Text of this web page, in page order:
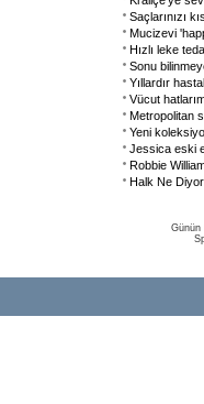
Saçlarınızı
Mucizevi
Hızlı leke
Sonu
Yıllardır
Vücut
Metropolitan
Yeni
Jessica eski
Robbie
Halk Ne
Günün